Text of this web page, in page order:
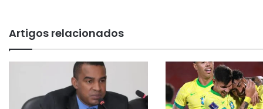
Artigos relacionados